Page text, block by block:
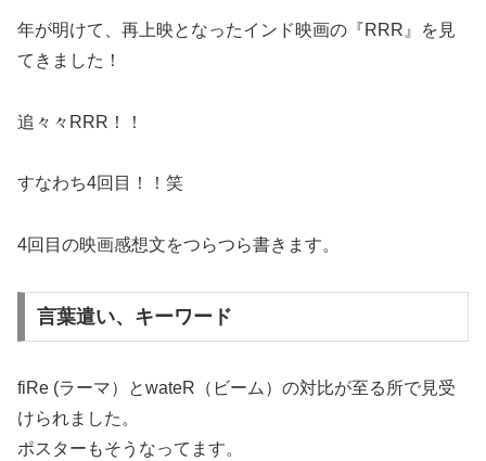
年が明けて、再上映となったインド映画の『RRR』を見
てきました！
追々々RRR！！
すなわち4回目！！笑
4回目の映画感想文をつらつら書きます。
言葉遣い、キーワード
fiRe (ラーマ）とwateR（ビーム）の対比が至る所で見受
けられました。
ポスターもそうなってます。